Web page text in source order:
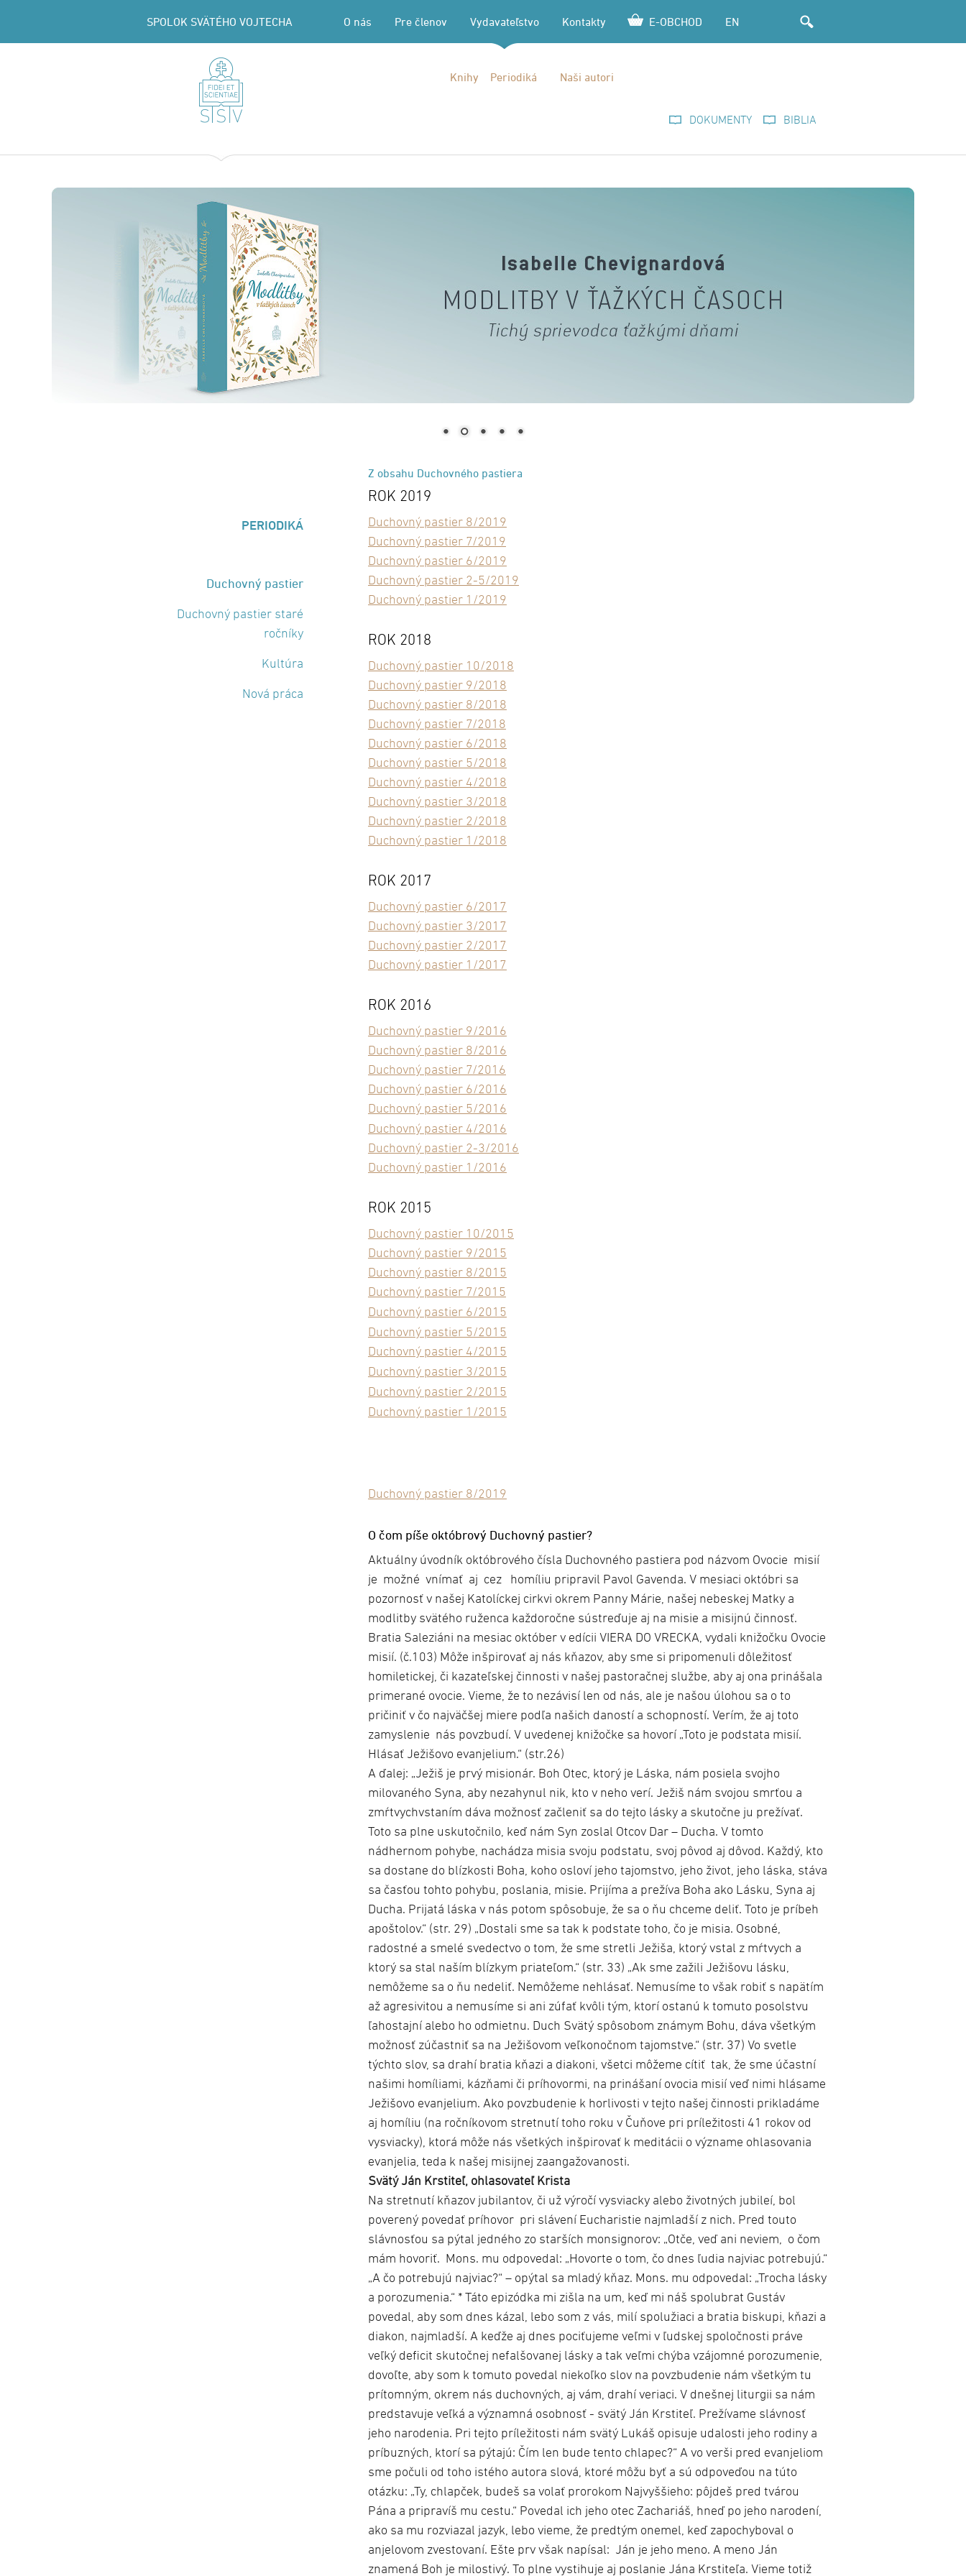
SPOLOK SVÄTÉHO VOJTECHA
DOKUMENTY BIBLIA
O nás Pre členov Vydavateľstvo
Knihy Periodiká Naši autori
Kontakty E-OBCHOD EN
PERIODIKÁ
Duchovný pastier
Duchovný pastier staré
ročníky
Kultúra
Nová práca
Z obsahu Duchovného pastiera
ROK 2019
Duchovný pastier 8/2019
Duchovný pastier 7/2019
Duchovný pastier 6/2019
Duchovný pastier 2-5/2019
Duchovný pastier 1/2019
ROK 2018
Duchovný pastier 10/2018
Duchovný pastier 9/2018
Duchovný pastier 8/2018
Duchovný pastier 7/2018
Duchovný pastier 6/2018
Duchovný pastier 5/2018
Duchovný pastier 4/2018
Duchovný pastier 3/2018
Duchovný pastier 2/2018
Duchovný pastier 1/2018
ROK 2017
Duchovný pastier 6/2017
Duchovný pastier 3/2017
Duchovný pastier 2/2017
Duchovný pastier 1/2017
ROK 2016
Duchovný pastier 9/2016
Duchovný pastier 8/2016
Duchovný pastier 7/2016
Duchovný pastier 6/2016
Duchovný pastier 5/2016
Duchovný pastier 4/2016
Duchovný pastier 2-3/2016
Duchovný pastier 1/2016
ROK 2015
Duchovný pastier 10/2015
Duchovný pastier 9/2015
Duchovný pastier 8/2015
Duchovný pastier 7/2015
Duchovný pastier 6/2015
Duchovný pastier 5/2015
Duchovný pastier 4/2015
Duchovný pastier 3/2015
Duchovný pastier 2/2015
Duchovný pastier 1/2015
Duchovný pastier 8/2019
O čom píše októbrový Duchovný pastier?
Aktuálny úvodník októbrového čísla Duchovného pastiera pod názvom Ovocie misií
je možné vnímať aj cez homíliu pripravil Pavol Gavenda. V mesiaci októbri sa
pozornosť v našej Katolíckej cirkvi okrem Panny Márie, našej nebeskej Matky a
modlitby svätého ruženca každoročne sústreďuje aj na misie a misijnú činnosť.
Bratia Saleziáni na mesiac október v edícii VIERA DO VRECKA, vydali knižočku Ovocie
misií. (č.103) Môže inšpirovať aj nás kňazov, aby sme si pripomenuli dôležitosť
homiletickej, či kazateľskej činnosti v našej pastoračnej službe, aby aj ona prinášala
primerané ovocie. Vieme, že to nezávisí len od nás, ale je našou úlohou sa o to
pričiniť v čo najväčšej miere podľa našich daností a schopností. Verím, že aj toto
zamyslenie nás povzbudí. V uvedenej knižočke sa hovorí „Toto je podstata misií.
Hlásať Ježišovo evanjelium.“ (str.26)
A ďalej: „Ježiš je prvý misionár. Boh Otec, ktorý je Láska, nám posiela svojho
milovaného Syna, aby nezahynul nik, kto v neho verí. Ježiš nám svojou smrťou a
zmŕtvychvstaním dáva možnosť začleniť sa do tejto lásky a skutočne ju prežívať.
Toto sa plne uskutočnilo, keď nám Syn zoslal Otcov Dar – Ducha. V tomto
nádhernom pohybe, nachádza misia svoju podstatu, svoj pôvod aj dôvod. Každý, kto
sa dostane do blízkosti Boha, koho osloví jeho tajomstvo, jeho život, jeho láska, stáva
sa časťou tohto pohybu, poslania, misie. Prijíma a prežíva Boha ako Lásku, Syna aj
Ducha. Prijatá láska v nás potom spôsobuje, že sa o ňu chceme deliť. Toto je príbeh
apoštolov.“ (str. 29) „Dostali sme sa tak k podstate toho, čo je misia. Osobné,
radostné a smelé svedectvo o tom, že sme stretli Ježiša, ktorý vstal z mŕtvych a
ktorý sa stal naším blízkym priateľom.“ (str. 33) „Ak sme zažili Ježišovu lásku,
nemôžeme sa o ňu nedeliť. Nemôžeme nehlásať. Nemusíme to však robiť s napätím
až agresivitou a nemusíme si ani zúfať kvôli tým, ktorí ostanú k tomuto posolstvu
ľahostajní alebo ho odmietnu. Duch Svätý spôsobom známym Bohu, dáva všetkým
možnosť zúčastniť sa na Ježišovom veľkonočnom tajomstve.“ (str. 37) Vo svetle
týchto slov, sa drahí bratia kňazi a diakoni, všetci môžeme cítiť tak, že sme účastní
našimi homíliami, kázňami či príhovormi, na prinášaní ovocia misií veď nimi hlásame
Ježišovo evanjelium. Ako povzbudenie k horlivosti v tejto našej činnosti prikladáme
aj homíliu (na ročníkovom stretnutí toho roku v Čuňove pri príležitosti 41 rokov od
vysviacky), ktorá môže nás všetkých inšpirovať k meditácii o význame ohlasovania
evanjelia, teda k našej misijnej zaangažovanosti.
Svätý Ján Krstiteľ, ohlasovateľ Krista
Na stretnutí kňazov jubilantov, či už výročí vysviacky alebo životných jubileí, bol
poverený povedať príhovor pri slávení Eucharistie najmladší z nich. Pred touto
slávnosťou sa pýtal jedného zo starších monsignorov: „Otče, veď ani neviem, o čom
mám hovoriť. Mons. mu odpovedal: „Hovorte o tom, čo dnes ľudia najviac potrebujú.“
„A čo potrebujú najviac?“ – opýtal sa mladý kňaz. Mons. mu odpovedal: „Trocha lásky
a porozumenia.“ * Táto epizódka mi zišla na um, keď mi náš spolubrat Gustáv
povedal, aby som dnes kázal, lebo som z vás, milí spolužiaci a bratia biskupi, kňazi a
diakon, najmladší. A keďže aj dnes pociťujeme veľmi v ľudskej spoločnosti práve
veľký deficit skutočnej nefalšovanej lásky a tak veľmi chýba vzájomné porozumenie,
dovoľte, aby som k tomuto povedal niekoľko slov na povzbudenie nám všetkým tu
prítomným, okrem nás duchovných, aj vám, drahí veriaci. V dnešnej liturgii sa nám
predstavuje veľká a významná osobnosť - svätý Ján Krstiteľ. Prežívame slávnosť
jeho narodenia. Pri tejto príležitosti nám svätý Lukáš opisuje udalosti jeho rodiny a
príbuzných, ktorí sa pýtajú: Čím len bude tento chlapec?“ A vo verši pred evanjeliom
sme počuli od toho istého autora slová, ktoré môžu byť a sú odpoveďou na túto
otázku: „Ty, chlapček, budeš sa volať prorokom Najvyššieho: pôjdeš pred tvárou
Pána a pripravíš mu cestu.“ Povedal ich jeho otec Zachariáš, hneď po jeho narodení,
ako sa mu rozviazal jazyk, lebo vieme, že predtým onemel, keď zapochyboval o
anjelovom zvestovaní. Ešte prv však napísal: Ján je jeho meno. A meno Ján
znamená Boh je milostivý. To plne vystihuje aj poslanie Jána Krstiteľa. Vieme totiž